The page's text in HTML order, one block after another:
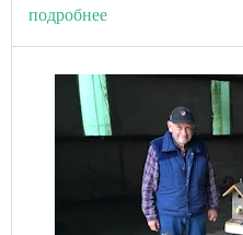
подробнее